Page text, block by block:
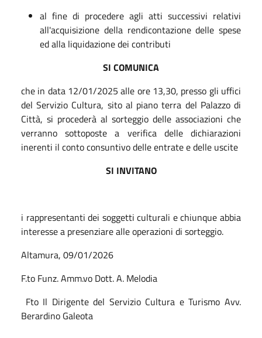
al fine di procedere agli atti successivi relativi
all'acquisizione della rendicontazione delle spese
ed alla liquidazione dei contributi
SI COMUNICA
che in data 12/01/2025 alle ore 13,30, presso gli uffici
del Servizio Cultura, sito al piano terra del Palazzo di
Città, si procederà al sorteggio delle associazioni che
verranno sottoposte a verifica delle dichiarazioni
inerenti il conto consuntivo delle entrate e delle uscite
SI INVITANO
i rappresentanti dei soggetti culturali e chiunque abbia
interesse a presenziare alle operazioni di sorteggio.
Altamura, 09/01/2026
F.to Funz. Amm.vo Dott. A. Melodia
Fto Il Dirigente del Servizio Cultura e Turismo Avv.
Berardino Galeota